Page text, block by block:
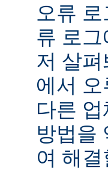
오류
류 로
저 살
에서
다른
방법을
여 해